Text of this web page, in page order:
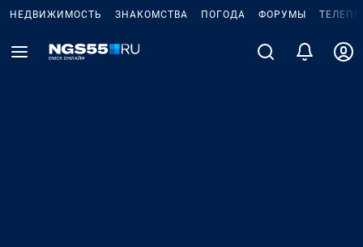
НЕДВИЖИМОСТЬ ЗНАКОМСТВА ПОГОДА ФОРУМЫ